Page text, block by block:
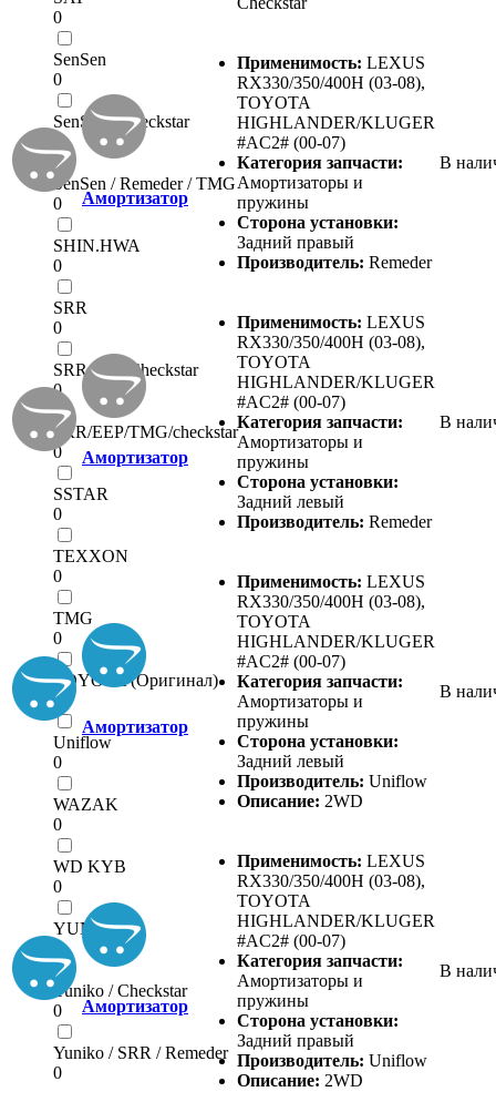
0
SenSen
0
SenSen / Checkstar
SenSen / Remeder / TMG
0
SHIN.HWA
0
SRR
0
SRR/EEP/Checkstar
0
SRR/EEP/TMG/checkstar
0
SSTAR
0
TEXXON
0
TMG
0
TOYOTA (Оригинал)
0
Uniflow
0
WAZAK
0
WD KYB
0
YUNIKO
Yuniko / Checkstar
0
Yuniko / SRR / Remeder
0
Амортизатор
Применимость: LEXUS
RX330/350/400H (03-08),
TOYOTA
HIGHLANDER/KLUGER
#AC2# (00-07)
Категория запчасти:
Амортизаторы и
пружины
Сторона установки:
Задний правый
Производитель: Remeder
В
Амортизатор
Применимость: LEXUS
RX330/350/400H (03-08),
TOYOTA
HIGHLANDER/KLUGER
#AC2# (00-07)
Категория запчасти:
Амортизаторы и
пружины
Сторона установки:
Задний левый
Производитель: Remeder
В
Амортизатор
Применимость: LEXUS
RX330/350/400H (03-08),
TOYOTA
HIGHLANDER/KLUGER
#AC2# (00-07)
Категория запчасти:
Амортизаторы и
пружины
Сторона установки:
Задний левый
Производитель: Uniflow
Описание: 2WD
В
Амортизатор
Применимость: LEXUS
RX330/350/400H (03-08),
TOYOTA
HIGHLANDER/KLUGER
#AC2# (00-07)
Категория запчасти:
Амортизаторы и
пружины
Сторона установки:
Задний правый
Производитель: Uniflow
Описание: 2WD
В